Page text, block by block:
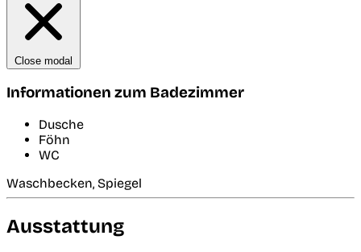
Close modal
Informationen zum Badezimmer
Dusche
Föhn
WC
Waschbecken, Spiegel
Ausstattung